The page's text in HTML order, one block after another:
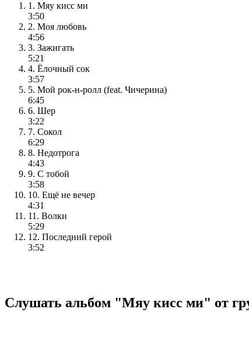
1. Мяу кисс ми
3:50
2. Моя любовь
4:56
3. Зажигать
5:21
4. Ёлочный сок
3:57
5. Мой рок-н-ролл (feat. Чичерина)
6:45
6. Шер
3:22
7. Сокол
6:29
8. Недотрога
4:43
9. С тобой
3:58
10. Ещё не вечер
4:31
11. Волки
5:29
12. Последний герой
3:52
Слушать альбом "Мяу кисс ми" от